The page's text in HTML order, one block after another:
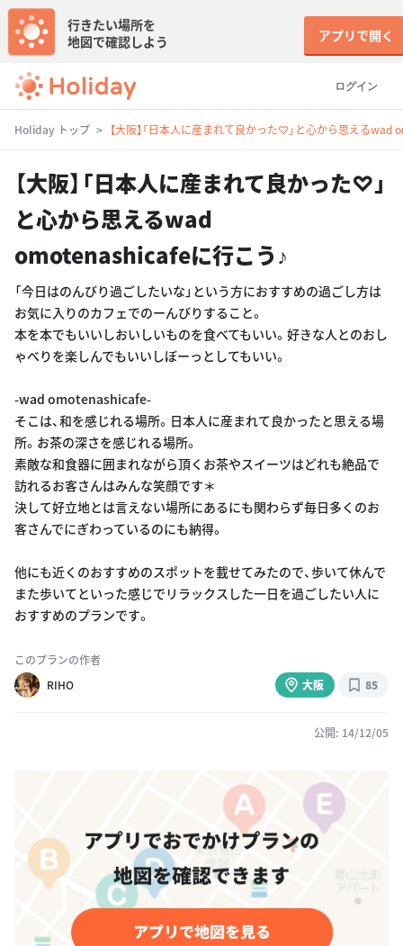
ログイン
行きたい場所を
地図で確認しよう
アプリで開く
Holiday トップ 【大阪】「日本人に産まれて良かった♡」と心から思える
【大阪】「日本人に産まれて良かった♡」
と心から思えるwad
omotenashicafeに行こう♪
「今日はのんびり過ごしたいな」という方におすすめの過ごし方は
お気に入りのカフェでのーんびりすること。
本を本でもいいしおいしいものを食べてもいい。好きな人とのおし
ゃべりを楽しんでもいいしぼーっとしてもいい。
-wad omotenashicafe-
そこは、和を感じれる場所。日本人に産まれて良かったと思える場
所。お茶の深さを感じれる場所。
素敵な和食器に囲まれながら頂くお茶やスイーツはどれも絶品で
訪れるお客さんはみんな笑顔です＊
決して好立地とは言えない場所にあるにも関わらず毎日多くのお
客さんでにぎわっているのにも納得。
他にも近くのおすすめのスポットを載せてみたので、歩いて休んで
また歩いてといった感じでリラックスした一日を過ごしたい人に
おすすめのプランです。
このプランの作者
RIHO
大阪 85
公開: 14/12/05